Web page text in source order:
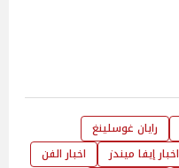
رايان غوسلينغ
اخبار إيفا ميندز
اخبار الفن